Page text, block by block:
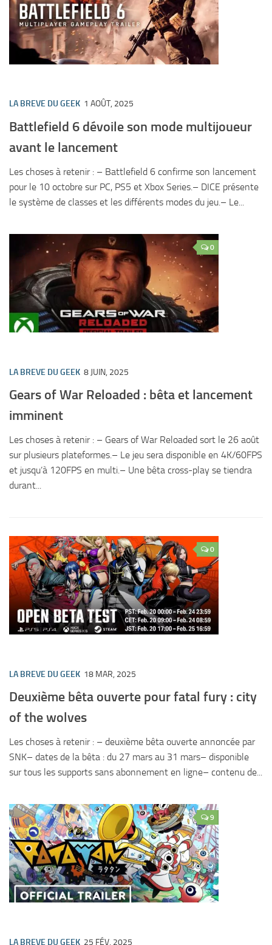
LA BREVE DU GEEK 1 AOÛT, 2025
Battlefield 6 dévoile son mode multijoueur
avant le lancement
Les choses à retenir : – Battlefield 6 confirme son lancement
pour le 10 octobre sur PC, PS5 et Xbox Series.– DICE présente
le système de classes et les différents modes du jeu.– Le...
0
LA BREVE DU GEEK 8 JUIN, 2025
Gears of War Reloaded : bêta et lancement
imminent
Les choses à retenir : – Gears of War Reloaded sort le 26 août
sur plusieurs plateformes.– Le jeu sera disponible en 4K/60FPS
et jusqu’à 120FPS en multi.– Une bêta cross-play se tiendra
durant...
0
LA BREVE DU GEEK 18 MAR, 2025
Deuxième bêta ouverte pour fatal fury : city
of the wolves
Les choses à retenir : – deuxième bêta ouverte annoncée par
SNK– dates de la bêta : du 27 mars au 31 mars– disponible
sur tous les supports sans abonnement en ligne– contenu de...
9
LA BREVE DU GEEK 25 FÉV, 2025